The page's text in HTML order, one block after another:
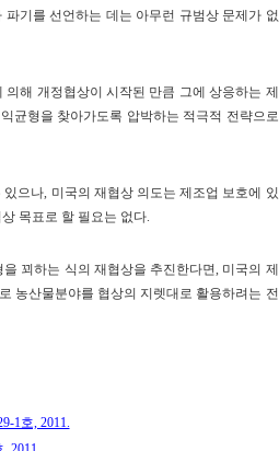
기를 선언하는 데는 아무런 규범상 문제가 없
해 개정협상이 시작된 만큼 그에 상응하는 제
균형을 찾아가도록 압박하는 적극적 전략으로
으나, 미국의 재협상 의도는 제조업 보호에 있
목표로 할 필요는 없다.
꾀하는 식의 재협상을 추진한다면, 미국의 제
농산물분야를 협상의 지렛대로 활용하려는 전
1호, 2011.